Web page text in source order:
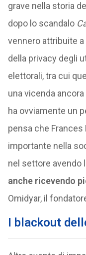
grave nella storia
dopo lo scandalo
vennero attribuite
della privacy degli
elettorali, tra cui
una vicenda
ha ovviamente un
pensa che Frances
importante nella
nel settore avendo
anche ricevendo
Omidyar, il
I blackout